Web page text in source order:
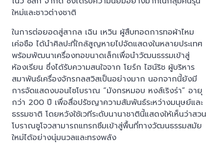
ใหม่และชาวต่างชาติ
ในการต่อยอดสู่สากล เฉิน เหวิน ผู้สืบทอดการทอผ้าไหม
เค่อซือ ได้นำศิลปะที่ใกล้สูญหายไปจัดแสดงในหลายประเทศ
พร้อมพัฒนาเครื่องทอขนาดเล็กเพื่อนำวัฒนธรรมเข้าสู่
ห้องเรียน ซึ่งได้รับความสนใจจาก โยร์ก ไฮน์ริช ผู้บริหาร
สมาพันธ์เครื่องจักรกลสวิสเป็นอย่างมาก นอกจากนี้ยังมี
การจัดแสดงบอนไซโบราณ “มังกรหมอบ หงส์เริงร่า” อายุ
กว่า 200 ปี เพื่อสื่อปรัชญาความสัมพันธ์ระหว่างมนุษย์และ
ธรรมชาติ โดยหวังใช้เวทีระดับนานาชาตินี้แสดงให้เห็นว่าสวน
โบราณซูโจวสามารถแทรกซึมเข้าสู่พื้นที่ทางวัฒนธรรมสมัย
ใหม่ได้อย่างนุ่มนวลและทรงพลัง